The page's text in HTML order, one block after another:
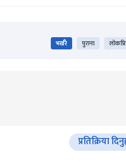
भर्खरै पुराना
प्रतिक्रिया